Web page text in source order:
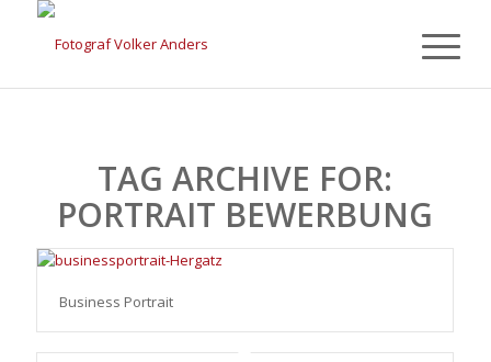
TAG ARCHIVE FOR:
PORTRAIT BEWERBUNG
Business Portrait